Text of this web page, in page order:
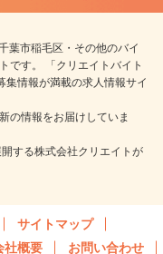
葉市稲毛区・その他のバイ
です。 「クリエイトバイト
集情報が満載の求人情報サイ
の情報をお届けしていま
する株式会社クリエイトが
サイトマップ
社概要 お問い合わせ